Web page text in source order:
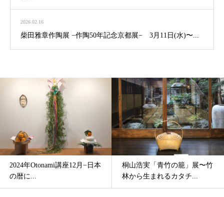
2026.02.16
柴田雅章作陶展 −作陶50年記念京都展− 3月11日(水)〜...
2024年Otonami講座12月−日本
の暦に...
桐山浩実「青竹の籠」展〜竹
林から生まれるカタチ...